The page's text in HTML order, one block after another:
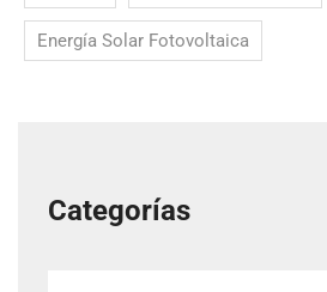
Energía Solar Fotovoltaica
Categorías